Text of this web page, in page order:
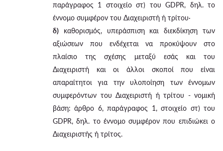
παράγραφος 1 στοιχείο στ) του GDPR, δηλ. το
έννομο συμφέρον του Διαχειριστή ή τρίτου·
δ) καθορισμός, υπεράσπιση και διεκδίκηση των
αξιώσεων που ενδέχεται να προκύψουν στο
πλαίσιο της σχέσης μεταξύ εσάς και του
Διαχειριστή και οι άλλοι σκοποί που είναι
απαραίτητοι για την υλοποίηση των έννομων
συμφερόντων του Διαχειριστή ή τρίτου - νομική
βάση: άρθρο 6, παράγραφος 1, στοιχείο στ) του
GDPR, δηλ. το έννομο συμφέρον που επιδιώκει ο
Διαχειριστής ή τρίτος.